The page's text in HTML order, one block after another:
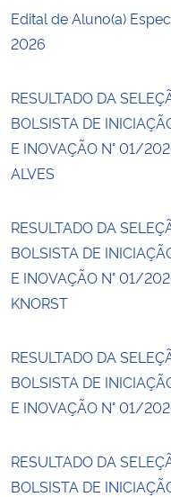
Edital de Aluno(a)
2026
RESULTADO DA
BOLSISTA DE
E INOVAÇÃO N° 01/
ALVES
RESULTADO DA
BOLSISTA DE
E INOVAÇÃO N° 01/
KNORST
RESULTADO DA
BOLSISTA DE
E INOVAÇÃO N° 01/
RESULTADO DA
BOLSISTA DE